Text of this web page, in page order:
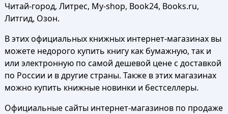
Читай-город, Литрес, My-shop, Book24, Books.ru,
Литгид, Озон.
В этих официальных книжных интернет-магазинах вы
можете недорого купить книгу как бумажную, так и
или электронную по самой дешевой цене с доставкой
по России и в другие страны. Также в этих магазинах
можно купить книжные новинки и бестселлеры.
Официальные сайты интернет-магазинов по продаже